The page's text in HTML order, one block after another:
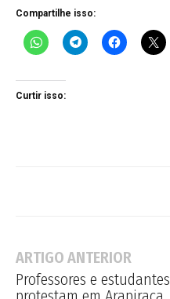
Compartilhe isso:
Curtir isso:
ARTIGO ANTERIOR
Professores e estudantes